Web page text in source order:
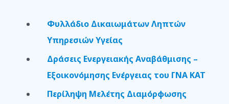
Φυλλάδιο Δικαιωμάτων Ληπτών
Υπηρεσιών Υγείας
Δράσεις Ενεργειακής Αναβάθμισης –
Εξοικονόμησης Ενέργειας του ΓΝΑ ΚΑΤ
Περίληψη Μελέτης Διαμόρφωσης